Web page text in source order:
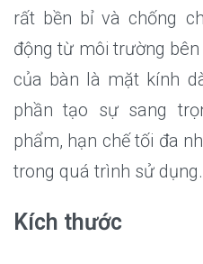
rất bền bỉ và chống
động từ môi trường
của bàn là mặt kính
phần tạo sự sang
phẩm, hạn chế tối đa
trong quá trình sử dụng.
Kích thước